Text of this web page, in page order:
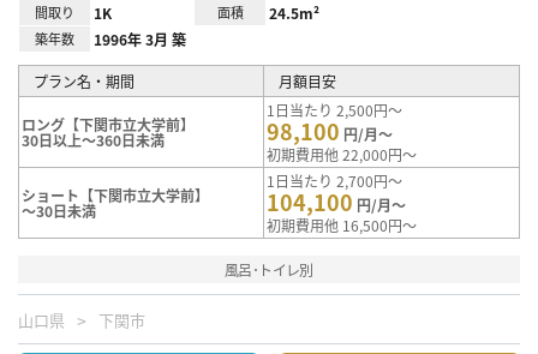
間取り 1K 面積 24.5m²
築年数 1996年 3月 築
プラン名・期間 月額目安
ロング【下関市立大学前】
30日以上～360日未満
1日当たり 2,500円～
98,100 円/月～
初期費用他 22,000円～
ショート【下関市立大学前】
～30日未満
1日当たり 2,700円～
104,100 円/月～
初期費用他 16,500円～
風呂･トイレ別
山口県 下関市